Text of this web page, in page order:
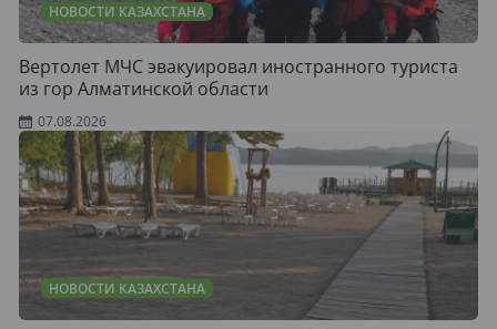
НОВОСТИ КАЗАХСТАНА
Вертолет МЧС эвакуировал иностранного туриста
из гор Алматинской области
07.08.2026
НОВОСТИ КАЗАХСТАНА